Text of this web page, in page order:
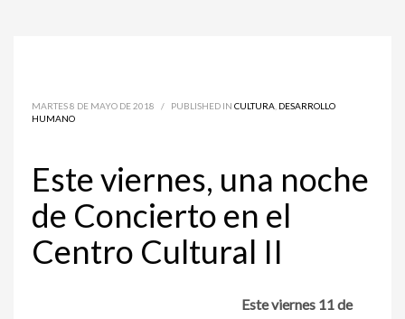
MARTES 8 DE MAYO DE 2018 / PUBLISHED IN CULTURA DESARROLLO
HUMANO
Este viernes, una noche
de Concierto en el
Centro Cultural II
Este viernes 11 de